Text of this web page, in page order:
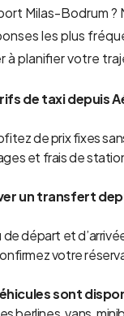
Milas-Bodrum ?
les plus
à planifier votre
de taxi depuis
de prix fixes
et frais de
un transfert
départ et
votre
sont